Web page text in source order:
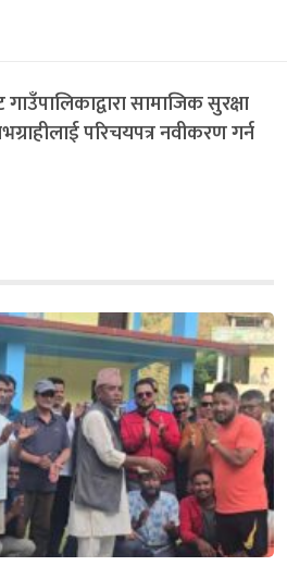
सामाजिक सुरक्षा
परिचयपत्र नवीकरण गर्न